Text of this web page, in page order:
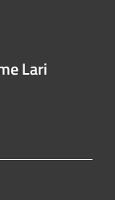
Lari